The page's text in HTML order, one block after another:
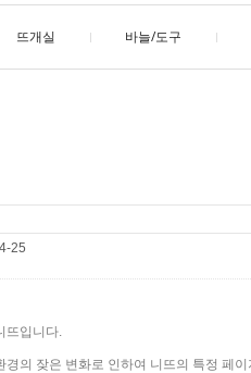
뜨개실 바늘/도구
25
뜨입니다.
경의 잦은 변화로 인하여 니뜨의 특정 페